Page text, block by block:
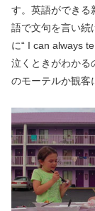
す。英語ができる
語で文句を言い続
に“ I can always
泣くときがわかる
のモーテルか観客